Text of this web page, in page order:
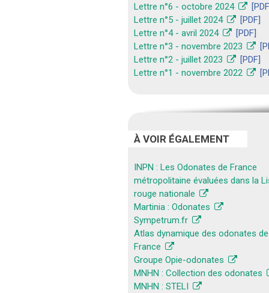
Lettre n°6 - octobre 2024
Lettre n°5 - juillet 2024
[PDF]
Lettre n°4 - avril 2024
[PDF]
Lettre n°3 - novembre 2023
Lettre n°2 - juillet 2023
[PDF]
Lettre n°1 - novembre 2022
À VOIR ÉGALEMENT
INPN : Les Odonates de France
métropolitaine évaluées dans la
rouge nationale
Martinia : Odonates
Sympetrum.fr
Atlas dynamique des odonates de
France
Groupe Opie-odonates
MNHN : Collection des odonates
MNHN : STELI